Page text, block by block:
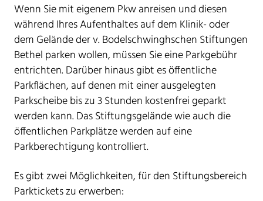
Wenn Sie mit eigenem Pkw anreisen und diesen
während Ihres Aufenthaltes auf dem Klinik- oder
dem Gelände der v. Bodelschwinghschen Stiftungen
Bethel parken wollen, müssen Sie eine Parkgebühr
entrichten. Darüber hinaus gibt es öffentliche
Parkflächen, auf denen mit einer ausgelegten
Parkscheibe bis zu 3 Stunden kostenfrei geparkt
werden kann. Das Stiftungsgelände wie auch die
öffentlichen Parkplätze werden auf eine
Parkberechtigung kontrolliert.
Es gibt zwei Möglichkeiten, für den Stiftungsbereich
Parktickets zu erwerben: